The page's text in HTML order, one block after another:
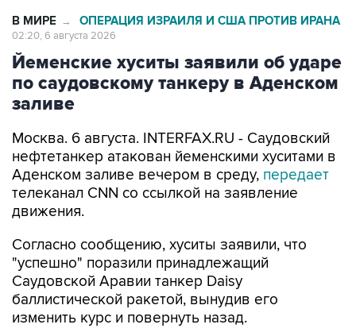
В МИРЕ → ОПЕРАЦИЯ ИЗРАИЛЯ И США ПРОТИВ ИРАНА
02:20, 6 августа 2026
Йеменские хуситы заявили об ударе
по саудовскому танкеру в Аденском
заливе
Москва. 6 августа. INTERFAX.RU - Саудовский
нефтетанкер атакован йеменскими хуситами в
Аденском заливе вечером в среду, передает
телеканал CNN со ссылкой на заявление
движения.
Согласно сообщению, хуситы заявили, что
"успешно" поразили принадлежащий
Саудовской Аравии танкер Daisy
баллистической ракетой, вынудив его
изменить курс и повернуть назад.